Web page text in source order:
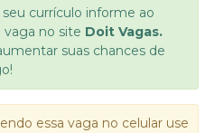
currículo informe ao
no site Doit Vagas.
suas chances de
essa vaga no celular use